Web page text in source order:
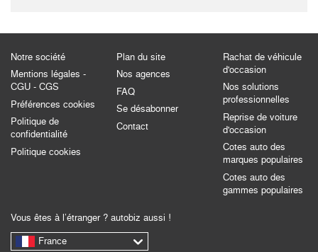
Notre société
Mentions légales -
CGU - CGS
Préférences cookies
Politique de
confidentialité
Politique cookies
Plan du site
Nos agences
FAQ
Se désabonner
Contact
Rachat de véhicule
d'occasion
Nos solutions
professionnelles
Reprise de voiture
d'occasion
Cotes auto des
marques populaires
Cotes auto des
gammes populaires
Vous êtes à l’étranger ? autobiz aussi !
France